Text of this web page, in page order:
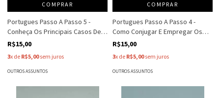
COMPRAR
Portugues Passo A Passo 5 -
Conheça Os Principais Casos De
Concordância Verbal - Pasquale
R$15,00
3x de R$5,00sem juros
OUTROS ASSUNTOS
COMPRAR
Portugues Passo A Passo 4 -
Como Conjugar E Empregar Os
Tempos E Os Modos Dos Verbos -
R$15,00
3x de R$5,00sem juros
OUTROS ASSUNTOS